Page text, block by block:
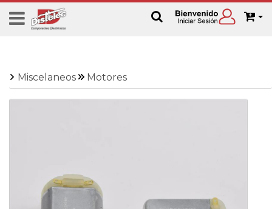
Miscelaneos Motores